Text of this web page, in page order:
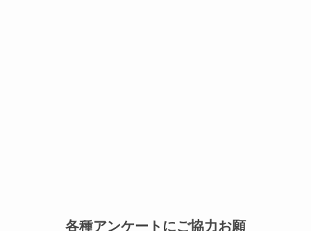
各種アンケートにご協力お願